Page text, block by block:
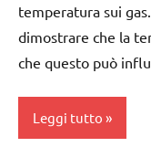
PER ETA'
TUTTI GLI
ARTICOLI
scienze:
fisica e
TUTTI GLI
ARGOMENTI
classe
3a
classe
temperatura sui
dimostrare che la
che questo può
Leggi tutto